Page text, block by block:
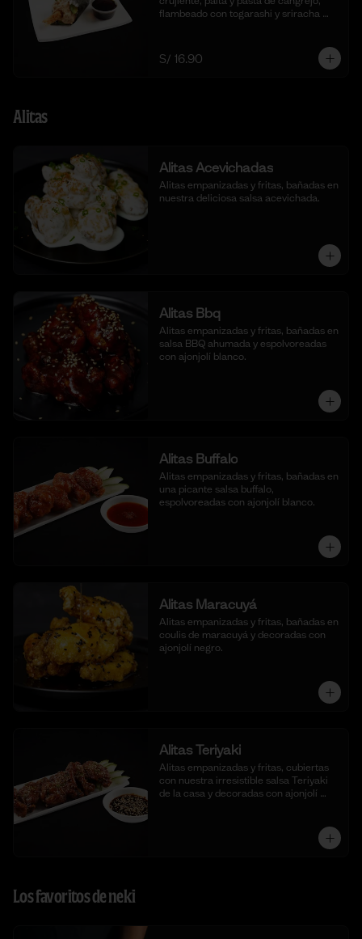
flambeado con togarashi y sriracha
S/ 16.90
Alitas
Alitas Acevichadas
Alitas empanizadas y fritas, bañadas en
nuestra deliciosa salsa acevichada.
Alitas Bbq
Alitas empanizadas y fritas, bañadas en
salsa BBQ ahumada y espolvoreadas
con ajonjolí blanco.
Alitas Buffalo
Alitas empanizadas y fritas, bañadas en
una picante salsa buffalo,
espolvoreadas con ajonjolí blanco.
Alitas Maracuyá
Alitas empanizadas y fritas, bañadas en
coulis de maracuyá y decoradas con
ajonjolí negro.
Alitas Teriyaki
Alitas empanizadas y fritas, cubiertas
con nuestra irresistible salsa Teriyaki
de la casa y decoradas con ajonjolí
Los favoritos de neki